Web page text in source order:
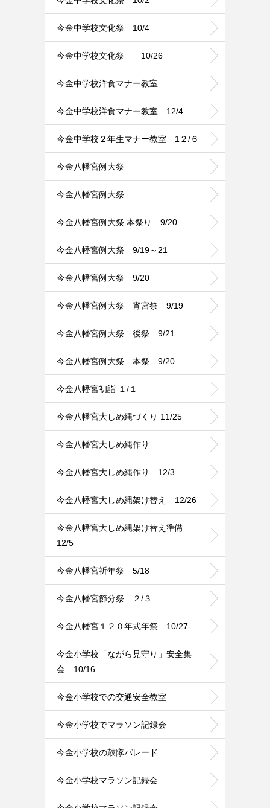
今金中学校文化祭 10/4
今金中学校文化祭 10/26
今金中学校洋食マナー教室
今金中学校洋食マナー教室 12/4
今金中学校２年生マナー教室 1２/６
今金八幡宮例大祭
今金八幡宮例大祭
今金八幡宮例大祭 本祭り 9/20
今金八幡宮例大祭 9/19～21
今金八幡宮例大祭 9/20
今金八幡宮例大祭 宵宮祭 9/19
今金八幡宮例大祭 後祭 9/21
今金八幡宮例大祭 本祭 9/20
今金八幡宮初詣 １/１
今金八幡宮大しめ縄づくり 11/25
今金八幡宮大しめ縄作り
今金八幡宮大しめ縄作り 12/3
今金八幡宮大しめ縄架け替え 12/26
今金八幡宮大しめ縄架け替え準備
12/5
今金八幡宮祈年祭 5/18
今金八幡宮節分祭 ２/３
今金八幡宮１２０年式年祭 10/27
今金小学校「ながら見守り」安全集
会 10/16
今金小学校での交通安全教室
今金小学校でマラソン記録会
今金小学校の鼓隊パレード
今金小学校マラソン記録会